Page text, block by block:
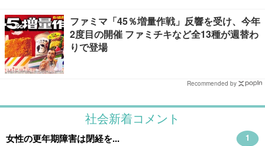
ファミマ「45％増量作戦」反響を受け、今年
2度目の開催 ファミチキなど全13種が週替わ
りで登場
Recommended by